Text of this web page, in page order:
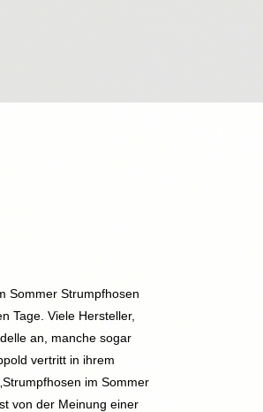
Sommer Strumpfhosen
Tage. Viele Hersteller,
an, manche sogar
vertritt in ihrem
im Sommer
von der Meinung einer